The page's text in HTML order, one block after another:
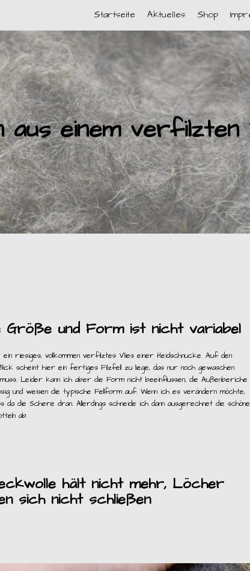
Startseite Aktuelles Shop
einem verfilzten
Größe und Form ist nicht variabel
riesiges, vollkommen verfilztes Vlies einer Heidschnucke. Auf den
scheint hier ein fertiges Filzfell zu liege, das nur noch gewaschen
Leider kann ich aber die Form nicht beeinflussen, die Außenberiche
und weisen die typische Fellform auf. Wenn ich es verändern möchte,
da die Schere dran. Allerdings schneide ich dann ausgerechnet die
ab.
hält nicht mehr, Löcher
sich nicht schließen